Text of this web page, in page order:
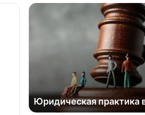
Юридическая практика